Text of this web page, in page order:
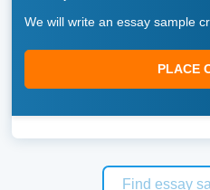
We will write an essay sample
PLACE